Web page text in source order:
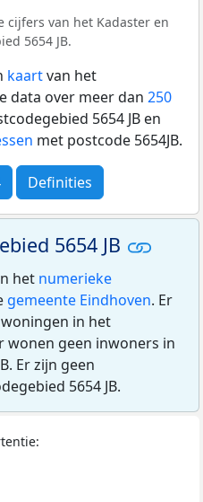
cijfers van het Kadaster en
5654 JB.
kaartvan het
data over meer dan 250
5654 JB en
met postcode 5654JB.
Definities
5654 JB
het numerieke
gemeente Eindhoven. Er
in het
wonen geen inwoners in
Er zijn geen
5654 JB.